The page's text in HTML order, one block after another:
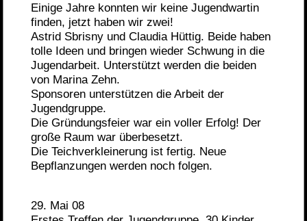
Einige Jahre konnten wir keine Jugendwartin
finden, jetzt haben wir zwei!
Astrid Sbrisny und Claudia Hüttig. Beide haben
tolle Ideen und bringen wieder Schwung in die
Jugendarbeit. Unterstützt werden die beiden
von Marina Zehn.
Sponsoren unterstützen die Arbeit der
Jugendgruppe.
Die Gründungsfeier war ein voller Erfolg! Der
große Raum war überbesetzt.
Die Teichverkleinerung ist fertig. Neue
Bepflanzungen werden noch folgen.
29. Mai 08